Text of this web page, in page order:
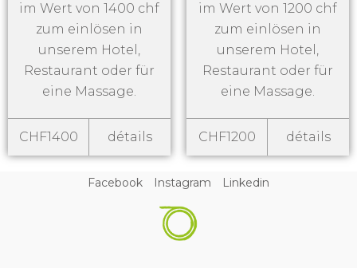
im Wert von 1400 chf
zum einlösen in
unserem Hotel,
Restaurant oder für
eine Massage.
CHF1400 détails
im Wert von 1200 chf
zum einlösen in
unserem Hotel,
Restaurant oder für
eine Massage.
CHF1200 détails
Facebook Instagram Linkedin